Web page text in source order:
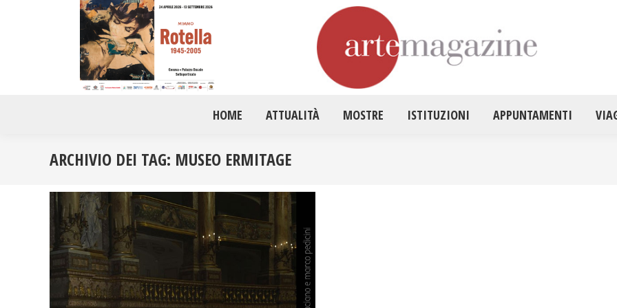
HOME ATTUALITÀ MOSTRE ISTITUZIONI APPUNTAMENTI
ARCHIVIO DEI TAG: MUSEO ERMITAGE
HOME